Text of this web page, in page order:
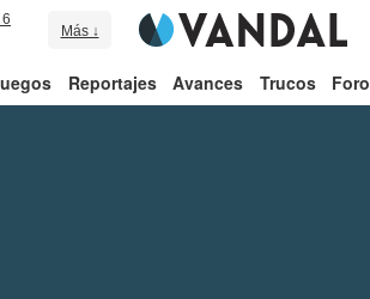
Más ↓
Reportajes Avances Trucos Foro